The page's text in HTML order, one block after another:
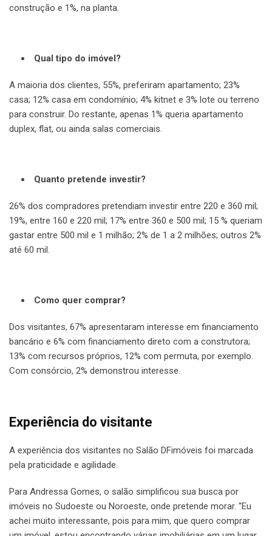
construção e 1%, na planta.
Qual tipo do imóvel?
A maioria dos clientes, 55%, preferiram apartamento; 23%
casa; 12% casa em condomínio; 4% kitnet e 3% lote ou terreno
para construir. Do restante, apenas 1% queria apartamento
duplex, flat, ou ainda salas comerciais.
Quanto pretende investir?
26% dos compradores pretendiam investir entre 220 e 360 mil;
19%, entre 160 e 220 mil; 17% entre 360 e 500 mil; 15 % queriam
gastar entre 500 mil e 1 milhão; 2% de 1 a 2 milhões; outros 2%
até 60 mil.
Como quer comprar?
Dos visitantes, 67% apresentaram interesse em financiamento
bancário e 6% com financiamento direto com a construtora;
13% com recursos próprios, 12% com permuta, por exemplo.
Com consórcio, 2% demonstrou interesse.
Experiência do visitante
A experiência dos visitantes no Salão DFimóveis foi marcada
pela praticidade e agilidade.
Para Andressa Gomes, o salão simplificou sua busca por
imóveis no Sudoeste ou Noroeste, onde pretende morar. “Eu
achei muito interessante, pois para mim, que quero comprar